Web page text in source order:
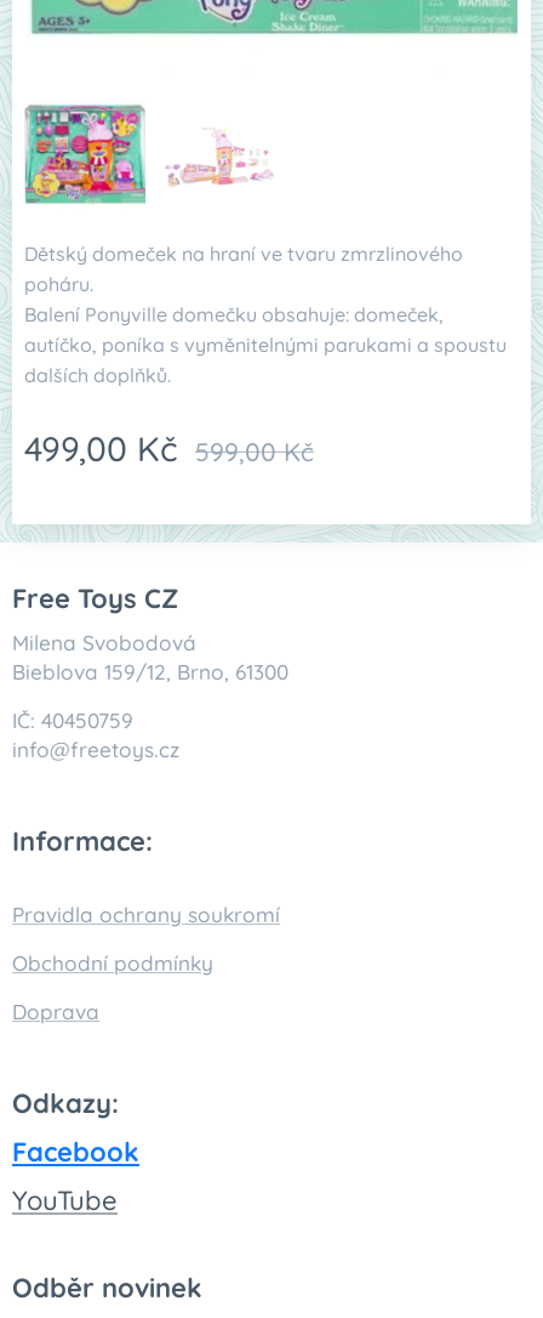
Dětský domeček na hraní ve tvaru zmrzlinového
poháru.
Balení Ponyville domečku obsahuje: domeček,
autíčko, poníka s vyměnitelnými parukami a spoustu
dalších doplňků.
499,00 Kč 599,00Kč
Free Toys CZ
Milena Svobodová
Bieblova 159/12, Brno, 61300
IČ: 40450759
info@freetoys.cz
Informace:
Pravidla ochrany soukromí
Obchodní podmínky
Doprava
Odkazy:
Facebook
YouTube
Odběr novinek